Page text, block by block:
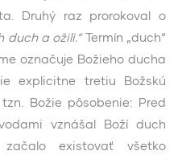
Druhý raz prorokoval o
duch a ožili.“Termín „duch“
označuje Božieho ducha
explicitne tretiu Božskú
Božie pôsobenie: Pred
vznášal Boží duch
existovať všetko